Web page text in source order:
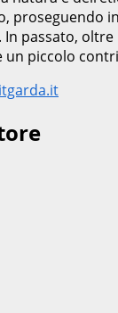
proseguendo
passato,
un piccolo